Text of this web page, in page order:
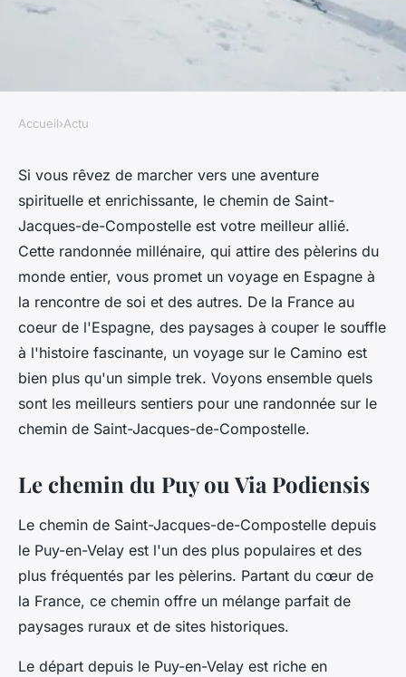
Quels sont les meilleurs
sentiers pour une randonnée
sur le chemin de Saint-
Jacques-de-Compostelle,
Espagne?
Accueil›Actu
Si vous rêvez de marcher vers une aventure
spirituelle et enrichissante, le chemin de Saint-
Jacques-de-Compostelle est votre meilleur allié.
Cette randonnée millénaire, qui attire des pèlerins du
monde entier, vous promet un voyage en Espagne à
la rencontre de soi et des autres. De la France au
coeur de l'Espagne, des paysages à couper le souffle
à l'histoire fascinante, un voyage sur le Camino est
bien plus qu'un simple trek. Voyons ensemble quels
sont les meilleurs sentiers pour une randonnée sur le
chemin de Saint-Jacques-de-Compostelle.
Le chemin du Puy ou Via Podiensis
Le chemin de Saint-Jacques-de-Compostelle depuis
le Puy-en-Velay est l'un des plus populaires et des
plus fréquentés par les pèlerins. Partant du cœur de
la France, ce chemin offre un mélange parfait de
paysages ruraux et de sites historiques.
Le départ depuis le Puy-en-Velay est riche en